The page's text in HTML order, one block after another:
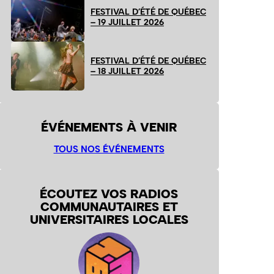
FESTIVAL D’ÉTÉ DE QUÉBEC
– 19 JUILLET 2026
FESTIVAL D’ÉTÉ DE QUÉBEC
– 18 JUILLET 2026
ÉVÉNEMENTS À VENIR
TOUS NOS ÉVÉNEMENTS
ÉCOUTEZ VOS RADIOS
COMMUNAUTAIRES ET
UNIVERSITAIRES LOCALES